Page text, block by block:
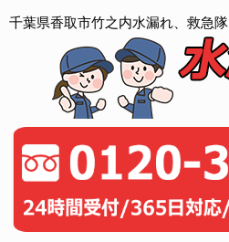
千葉県香取市竹之内水漏れ、救急隊